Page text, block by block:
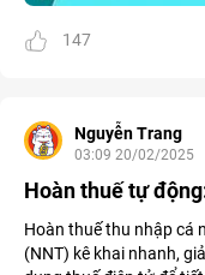
147
Nguyễn Trang
03:09 20/02/2025
Hoàn thuế tự
Hoàn thuế thu nhập cá
(NNT) kê khai nhanh,